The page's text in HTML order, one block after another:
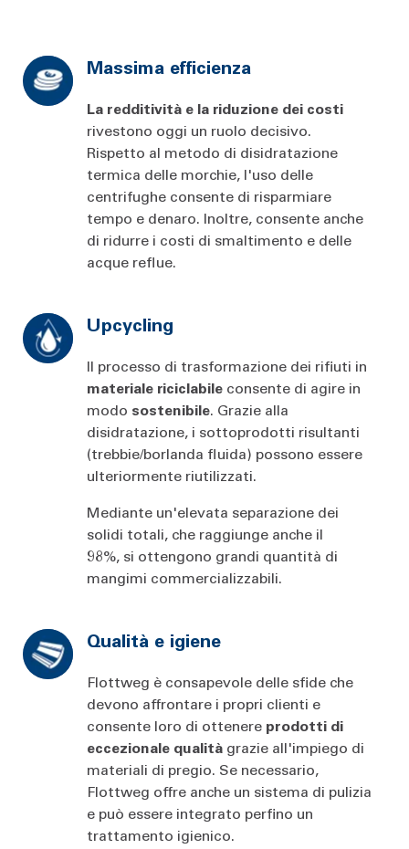
Massima efficienza
La redditività e la riduzione dei costi
rivestono oggi un ruolo decisivo.
Rispetto al metodo di disidratazione
termica delle morchie, l'uso delle
centrifughe consente di risparmiare
tempo e denaro. Inoltre, consente anche
di ridurre i costi di smaltimento e delle
acque reflue.
Upcycling
Il processo di trasformazione dei rifiuti in
materiale riciclabile consente di agire in
modo sostenibile. Grazie alla
disidratazione, i sottoprodotti risultanti
(trebbie/borlanda fluida) possono essere
ulteriormente riutilizzati.
Mediante un'elevata separazione dei
solidi totali, che raggiunge anche il
98%, si ottengono grandi quantità di
mangimi commercializzabili.
Qualità e igiene
Flottweg è consapevole delle sfide che
devono affrontare i propri clienti e
consente loro di ottenere prodotti di
eccezionale qualità grazie all'impiego di
materiali di pregio. Se necessario,
Flottweg offre anche un sistema di pulizia
e può essere integrato perfino un
trattamento igienico.